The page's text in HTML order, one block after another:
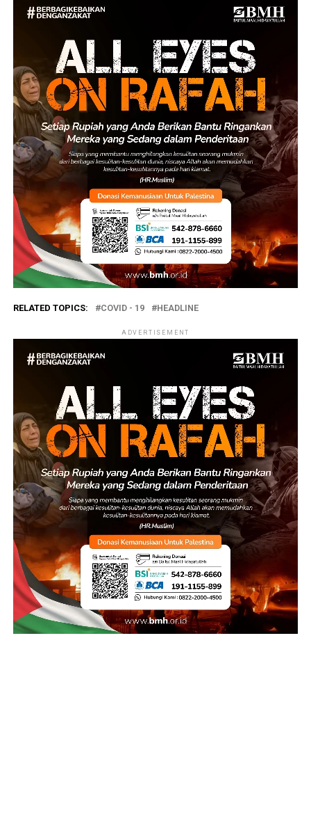
RELATED TOPICS: COVID - 19 HEADLINE
ADVERTISEMENT